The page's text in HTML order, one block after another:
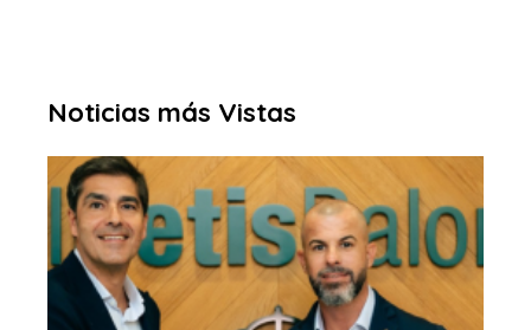
Noticias más Vistas